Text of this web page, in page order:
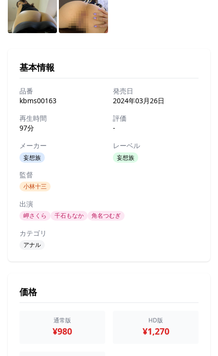
基本情報
品番
kbms00163
発売日
2024年03月26日
再生時間
97分
評価
-
メーカー
妄想族
レーベル
妄想族
監督
小林十三
出演
岬さくら 千石もなか 角名つむぎ
カテゴリ
アナル
価格
通常版
¥980
HD版
¥1,270